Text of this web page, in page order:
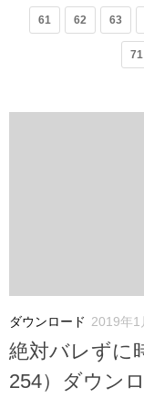
61 62 63
71
ダウンロード 2019年1
絶対バレずに
254）ダウン